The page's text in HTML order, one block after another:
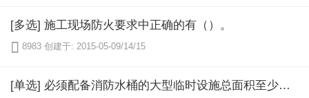
[多选] 施工现场防火要求中正确的有（）。
 8983 创建于: 2015-05-09/14/15
[单选] 必须配备消防水桶的大型临时设施总面积至少应超过（）。